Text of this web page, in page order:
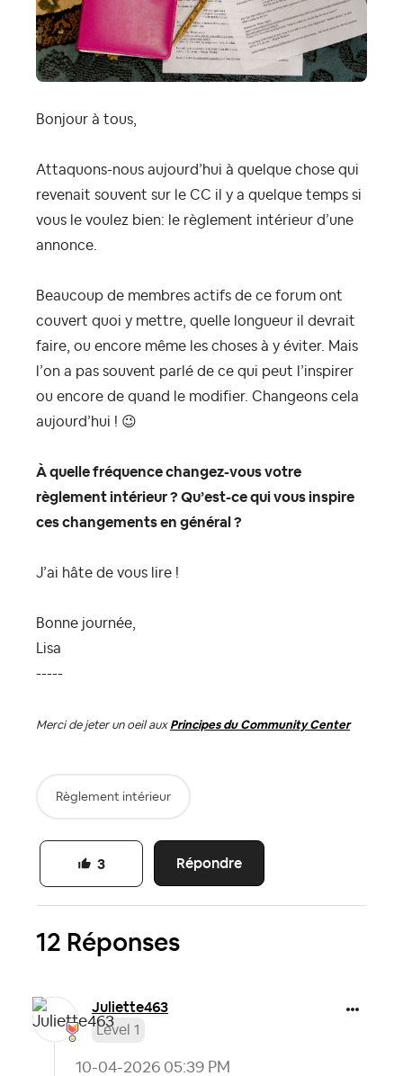
Bonjour à tous,
Attaquons-nous aujourd’hui à quelque chose qui
revenait souvent sur le CC il y a quelque temps si
vous le voulez bien: le règlement intérieur d’une
annonce.
Beaucoup de membres actifs de ce forum ont
couvert quoi y mettre, quelle longueur il devrait
faire, ou encore même les choses à y éviter. Mais
l’on a pas souvent parlé de ce qui peut l’inspirer
ou encore de quand le modifier. Changeons cela
aujourd’hui ! 😉
À quelle fréquence changez-vous votre
règlement intérieur ? Qu’est-ce qui vous inspire
ces changements en général ?
J’ai hâte de vous lire !
Bonne journée,
Lisa
-----
Merci de jeter un oeil aux Principes du Community Center
Règlement intérieur
Répondre
3
12 Réponses
Juliette463
Level 1
‎10-04-2026 05:39 PM